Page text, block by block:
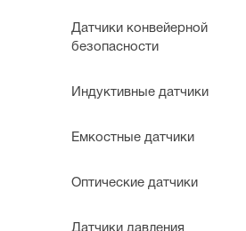
Датчики конвейерной
безопасности
Индуктивные датчики
Емкостные датчики
Оптические датчики